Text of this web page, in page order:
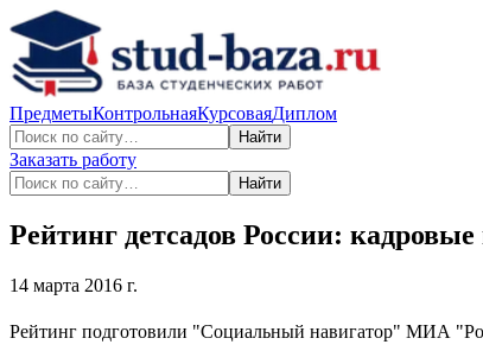
ПредметыКонтрольнаяКурсоваяДиплом
Найти
Заказать работу
Найти
Рейтинг детсадов России:
14 марта 2016 г.
Рейтинг подготовили "Социальный навигатор" МИА